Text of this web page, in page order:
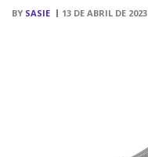
BY SASIE 13 DE ABRIL DE 2023